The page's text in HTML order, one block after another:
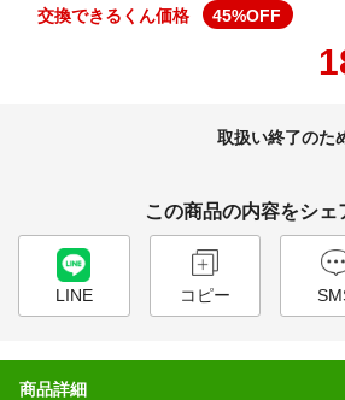
交換できるくん価格
45%OFF
取扱い終了のた
この商品の内容をシェ
LINE コピー
商品詳細